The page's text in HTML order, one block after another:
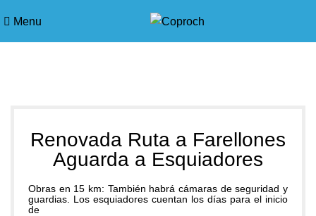
Menu
Renovada Ruta a Farellones
Aguarda a Esquiadores
Obras en 15 km: También habrá cámaras de seguridad y
guardias. Los esquiadores cuentan los días para el inicio
de